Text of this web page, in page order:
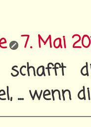
7. Mai
schafft
... wenn